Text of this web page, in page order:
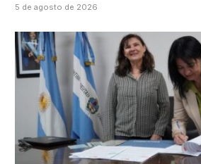
5 de agosto de 2026